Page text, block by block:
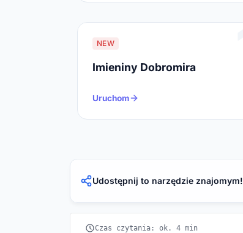
NEW
Imieniny Dobromira
Uruchom
Udostępnij to narzędzie znajomym!
Czas czytania: ok. 4 min